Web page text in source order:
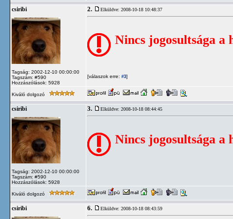
csiribi
Tagság: 2002-12-10 00:00:00
Tagszám: #590
Hozzászólások: 5928
2. Elküldve: 2008-10-18 10:48:37
Nincs jogosultsága a
[válaszok erre: #3]
Kiváló dolgozó
csiribi
Tagság: 2002-12-10 00:00:00
Tagszám: #590
Hozzászólások: 5928
3. Elküldve: 2008-10-18 08:44:45
Nincs jogosultsága a
Kiváló dolgozó
csiribi 6. Elküldve: 2008-10-18 08:43:59